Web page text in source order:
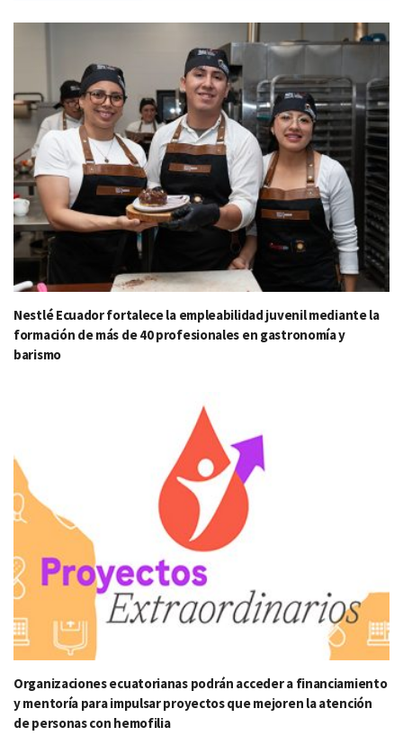
Nestlé Ecuador fortalece la empleabilidad juvenil mediante la
formación de más de 40 profesionales en gastronomía y
barismo
Organizaciones ecuatorianas podrán acceder a financiamiento
y mentoría para impulsar proyectos que mejoren la atención
de personas con hemofilia